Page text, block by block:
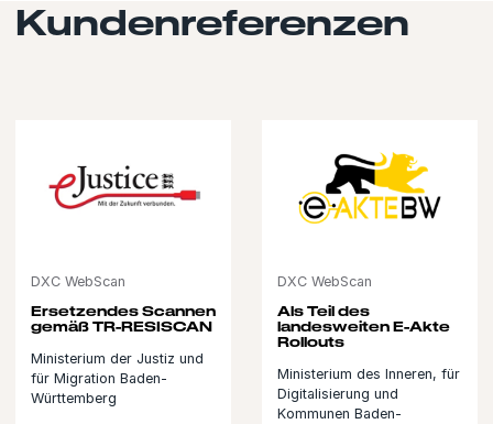
Kundenreferenzen
DXC WebScan
Ersetzendes Scannen
gemäß TR-RESISCAN
Ministerium der Justiz und
für Migration Baden-
Württemberg
DXC WebScan
Als Teil des
landesweiten E-Akte
Rollouts
Ministerium des Inneren, für
Digitalisierung und
Kommunen Baden-